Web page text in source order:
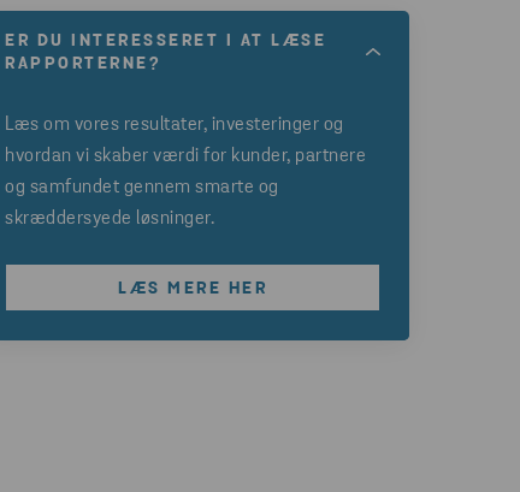
ER DU INTERESSERET I AT LÆSE
RAPPORTERNE?
Læs om vores resultater, investeringer og
hvordan vi skaber værdi for kunder, partnere
og samfundet gennem smarte og
skræddersyede løsninger.
LÆS MERE HER